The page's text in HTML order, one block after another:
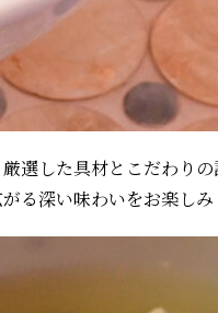
選した具材とこだわり
る深い味わいをお楽しみ